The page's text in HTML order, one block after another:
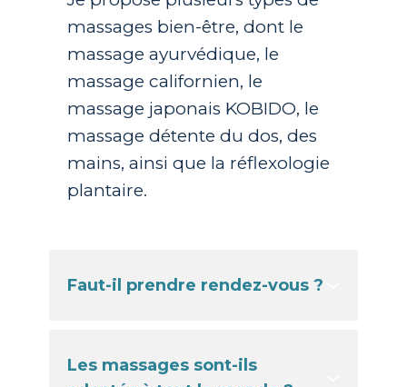
massages bien-être, dont le
massage ayurvédique, le
massage californien, le
massage japonais KOBIDO, le
massage détente du dos, des
mains, ainsi que la réflexologie
plantaire.
Faut-il prendre rendez-vous ?
Les massages sont-ils